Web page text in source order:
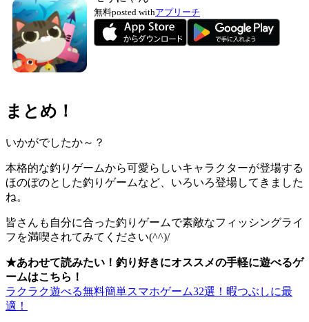
無料posted withアプリーチ
まとめ！
いかがでしたか～？
本格的な釣りゲームから可愛らしいキャラクターが登場する
ほのぼのとした釣りゲームなど、いろいろ登場してきました
ね。
皆さんも自分に合った釣りゲームで素敵なフィッシングライ
フを満喫されてみてください(^^)/
★あわせて読みたい！釣り好きにオススメの手軽に遊べるゲ
ームはこちら！
ラクラク遊べる無料簡単スマホゲーム32選！暇つぶしに最
適！